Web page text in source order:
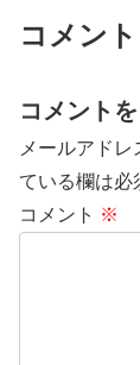
コメント
コメント
メールアドレ
ている欄は必
コメント ※